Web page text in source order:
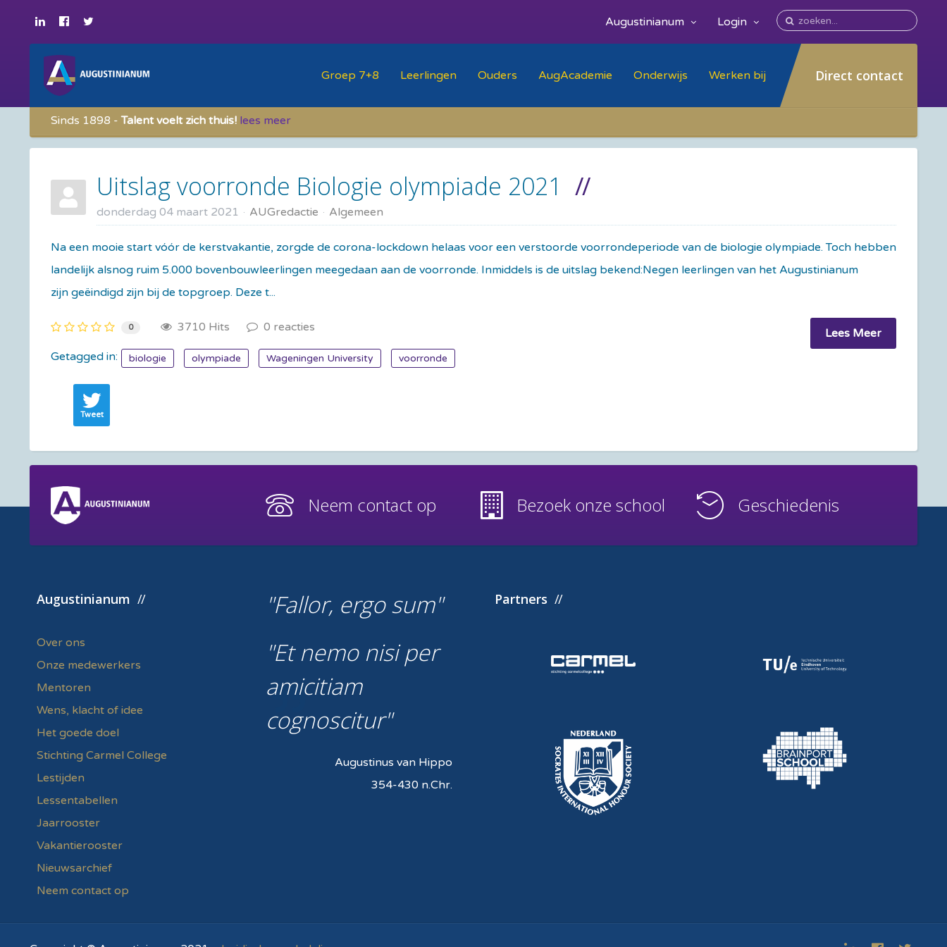
Login
Augustinianum
Groep 7+8 Leerlingen Ouders AugAcademie Onderwijs Werken bij Direct contact
Sinds 1898 -Talent voelt zich thuis! lees meer
Uitslag voorronde Biologie olympiade 2021
donderdag 04 maart 2021 AUGredactie Algemeen
Na een mooie start vóór de kerstvakantie, zorgde de corona-lockdown helaas voor een verstoorde voorrondeperiode van de biologie olympiade. Toch hebben
landelijk alsnog ruim 5.000 bovenbouwleerlingen meegedaan aan de voorronde. Inmiddels is de uitslag bekend:Negen leerlingen van het Augustinianum
zijn geëindigd zijn bij de topgroep. Deze t...
Lees Meer
0 3710 Hits 0 reacties
Getagged in: biologie olympiade Wageningen University voorronde
Tweet
Neem contact op Bezoek onze school Geschiedenis
Augustinianum
Over ons
Onze medewerkers
Mentoren
Wens, klacht of idee
Het goede doel
Stichting Carmel College
Lestijden
Lessentabellen
Jaarrooster
Vakantierooster
Nieuwsarchief
Neem contact op
Fallor, ergo sum
Et nemo nisi per
amicitiam
cognoscitur
Augustinus van Hippo
354-430 n.Chr.
Partners